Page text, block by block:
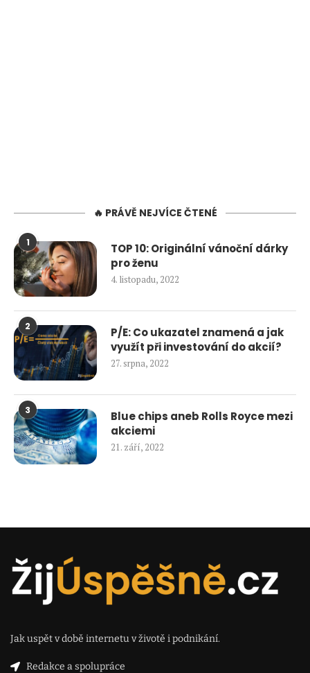
🔥 PRÁVĚ NEJVÍCE ČTENÉ
1
TOP 10: Originální vánoční dárky
pro ženu
4. listopadu, 2022
2
P/E: Co ukazatel znamená a jak
využít při investování do akcií?
27. srpna, 2022
3
Blue chips aneb Rolls Royce mezi
akciemi
21. září, 2022
Jak uspět v době internetu v životě i podnikání.
Redakce a spolupráce